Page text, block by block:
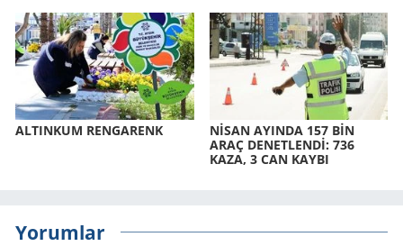
AL­TIN­KUM REN­GA­RENK
NİSAN AYIN­DA 157 BİN
ARAÇ DE­NET­LENDİ: 736
KAZA, 3 CAN KAYBI
Yorumlar